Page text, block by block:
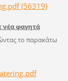
(56319)
νέα φαγητά
το παρακάτω